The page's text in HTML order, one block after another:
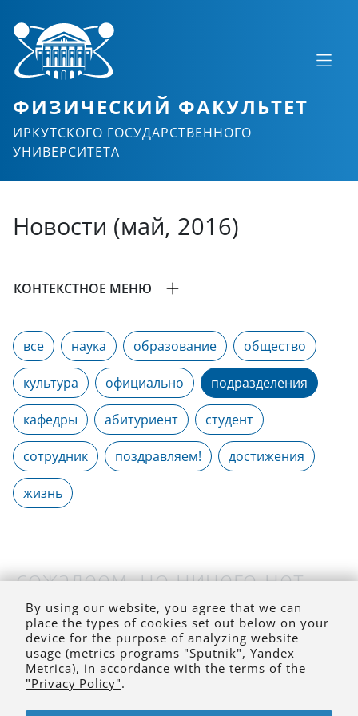
ФИЗИЧЕСКИЙ ФАКУЛЬТЕТ
ИРКУТСКОГО ГОСУДАРСТВЕННОГО
УНИВЕРСИТЕТА
Новости (май, 2016)
КОНТЕКСТНОЕ МЕНЮ
все наука образование общество
культура официально подразделения
кафедры абитуриент студент
сотрудник поздравляем! достижения
жизнь
сожалеем, но ничего нет
(на выбранное время)
By using our website, you agree that we can
place the types of cookies set out below on your
device for the purpose of analyzing website
usage (metrics programs "Sputnik", Yandex
Metrica), in accordance with the terms of the
"Privacy Policy".